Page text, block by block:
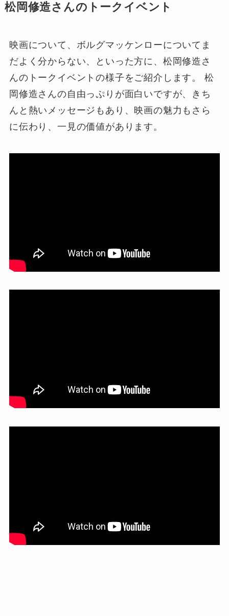
松岡修造さんのトークイベント
映画について、ボルグマッケンローについてま
だよく分からない、といった方に、松岡修造さ
んのトークイベントの様子をご紹介します。 松
岡修造さんの自由っぷりが面白いですが、きち
んと熱いメッセージもあり、映画の魅力もさら
に伝わり、一見の価値があります。